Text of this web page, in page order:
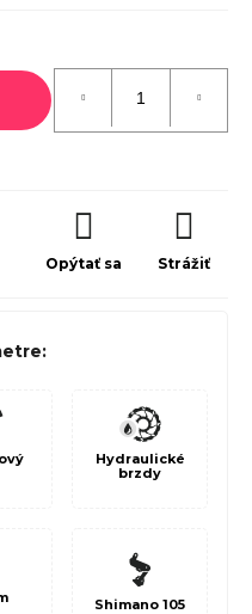
Opýtať sa Strážiť
Hydraulické
brzdy
Shimano 105